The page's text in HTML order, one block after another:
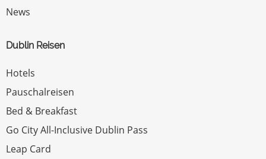
News
Dublin Reisen
Hotels
Pauschalreisen
Bed & Breakfast
Go City All-Inclusive Dublin Pass
Leap Card